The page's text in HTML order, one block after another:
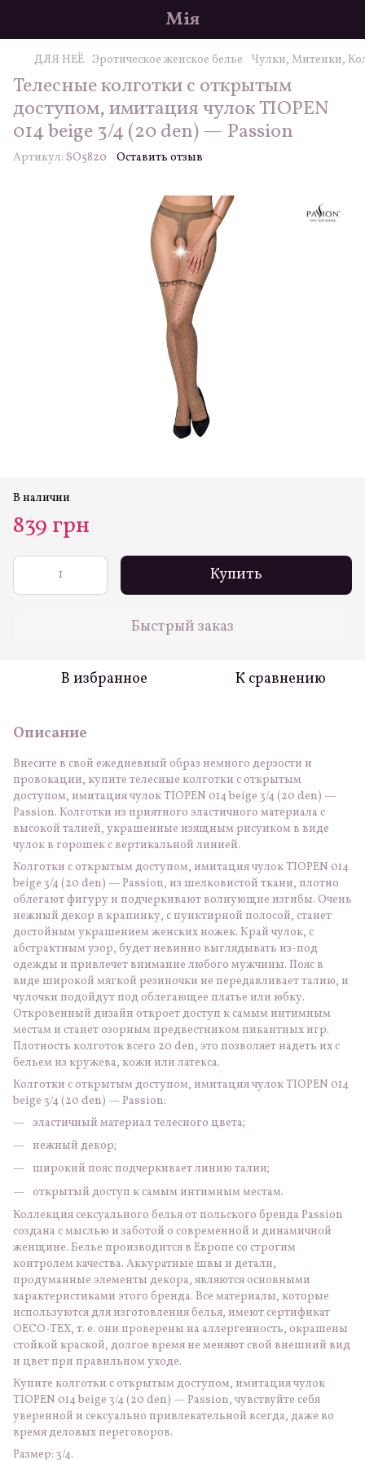
Мія
ДЛЯ НЕЁ Эротическое женское белье Чулки, Митенки,
Телесные колготки с открытым
доступом, имитация чулок TIOPEN
014 beige 3/4 (20 den) — Passion
Артикул: SO5820 Оставить отзыв
В наличии
839 грн
Купить
Быстрый заказ
В избранное К сравнению
Описание
Внесите в свой ежедневный образ немного дерзости и
провокации, купите телесные колготки с открытым
доступом, имитация чулок TIOPEN 014 beige 3/4 (20 den) —
Passion. Колготки из приятного эластичного материала с
высокой талией, украшенные изящным рисунком в виде
чулок в горошек с вертикальной линией.
Колготки с открытым доступом, имитация чулок TIOPEN 014
beige 3/4 (20 den) — Passion, из шелковистой ткани, плотно
облегают фигуру и подчеркивают волнующие изгибы. Очень
нежный декор в крапинку, с пунктирной полосой, станет
достойным украшением женских ножек. Край чулок, с
абстрактным узор, будет невинно выглядывать из-под
одежды и привлечет внимание любого мужчины. Пояс в
виде широкой мягкой резиночки не передавливает талию, и
чулочки подойдут под облегающее платье или юбку.
Откровенный дизайн откроет доступ к самым интимным
местам и станет озорным предвестником пикантных игр.
Плотность колготок всего 20 den, это позволяет надеть их с
бельем из кружева, кожи или латекса.
Колготки с открытым доступом, имитация чулок TIOPEN 014
beige 3/4 (20 den) — Passion:
эластичный материал телесного цвета;
нежный декор;
широкий пояс подчеркивает линию талии;
открытый доступ к самым интимным местам.
Коллекция сексуального белья от польского бренда Passion
создана с мыслью и заботой о современной и динамичной
женщине. Белье производится в Европе со строгим
контролем качества. Аккуратные швы и детали,
продуманные элементы декора, являются основными
характеристиками этого бренда. Все материалы, которые
используются для изготовления белья, имеют сертификат
OECO-TEX, т. е. они проверены на аллергенность, окрашены
стойкой краской, долгое время не меняют свой внешний вид
и цвет при правильном уходе.
Купите колготки с открытым доступом, имитация чулок
TIOPEN 014 beige 3/4 (20 den) — Passion, чувствуйте себя
уверенной и сексуально привлекательной всегда, даже во
время деловых переговоров.
Размер: 3/4.